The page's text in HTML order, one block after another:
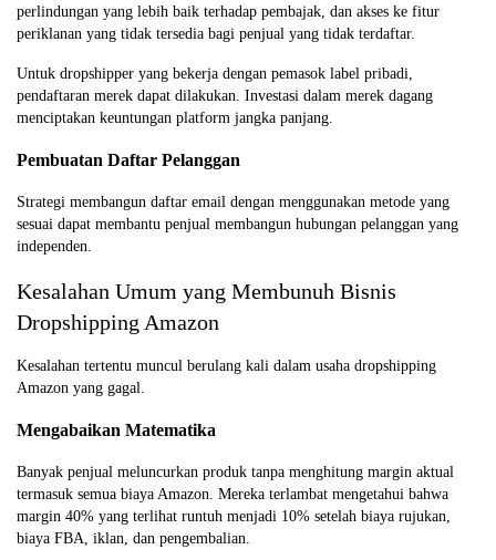
perlindungan yang lebih baik terhadap pembajak, dan akses ke fitur
periklanan yang tidak tersedia bagi penjual yang tidak terdaftar.
Untuk dropshipper yang bekerja dengan pemasok label pribadi,
pendaftaran merek dapat dilakukan. Investasi dalam merek dagang
menciptakan keuntungan platform jangka panjang.
Pembuatan Daftar Pelanggan
Strategi membangun daftar email dengan menggunakan metode yang
sesuai dapat membantu penjual membangun hubungan pelanggan yang
independen.
Kesalahan Umum yang Membunuh Bisnis
Dropshipping Amazon
Kesalahan tertentu muncul berulang kali dalam usaha dropshipping
Amazon yang gagal.
Mengabaikan Matematika
Banyak penjual meluncurkan produk tanpa menghitung margin aktual
termasuk semua biaya Amazon. Mereka terlambat mengetahui bahwa
margin 40% yang terlihat runtuh menjadi 10% setelah biaya rujukan,
biaya FBA, iklan, dan pengembalian.